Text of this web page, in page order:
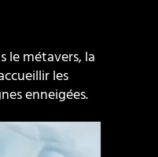
le métavers, la
les
enneigées.